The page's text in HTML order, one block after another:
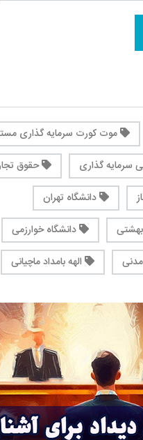
موت کورت سرمایه گذاری
سرمایه گذاری
حقوق
دانشگاه تهران
دانشگاه خوارزمی
الهه بامداد ماچیانی